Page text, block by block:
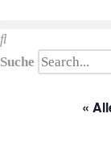
Suche
«